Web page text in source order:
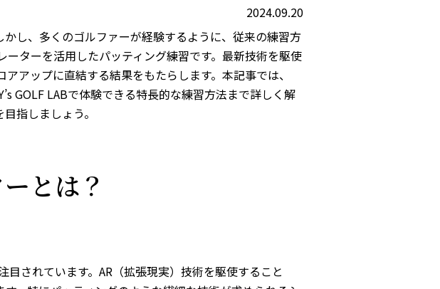
2024.09.20
し、多くのゴルファーが経験するように、従来の練習方
ターを活用したパッティング練習です。最新技術を駆使
アップに直結する結果をもたらします。本記事では、
GOLF LABで体験できる特長的な練習方法まで詳しく解
指しましょう。
とは？
されています。AR（拡張現実）技術を駆使すること